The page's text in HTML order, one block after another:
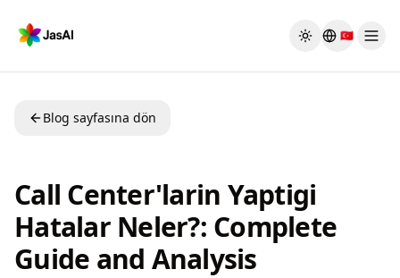
Toggle theme
🇹🇷
Blog sayfasına dön
Call Center'larin Yaptigi
Hatalar Neler?: Complete
Guide and Analysis